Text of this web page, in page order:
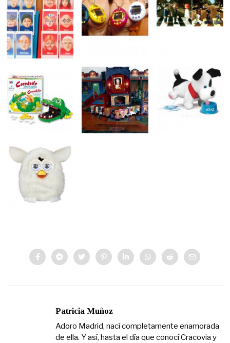
Patricia Muñoz
Adoro Madrid, nací completamente enamorada
de ella. Y así, hasta el día que conocí Cracovia y